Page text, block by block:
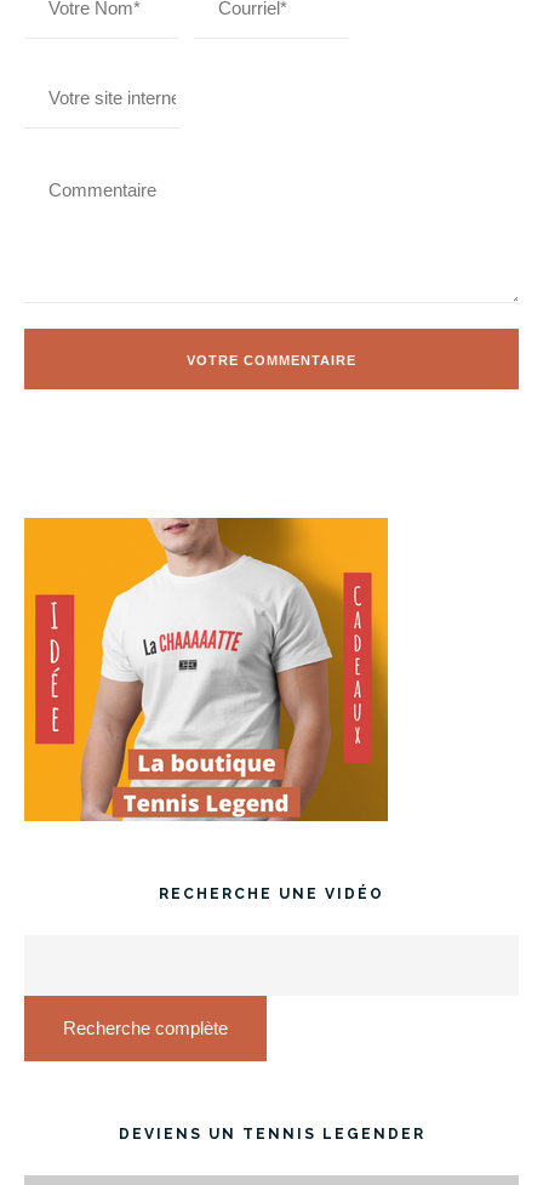
RECHERCHE UNE VIDÉO
Recherche complète
DEVIENS UN TENNIS LEGENDER